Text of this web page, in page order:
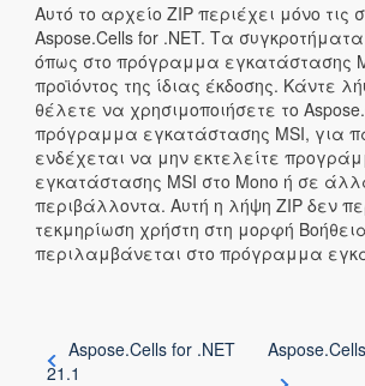
Αυτό το αρχείο ZIP περιέχει μόνο τις
Aspose.Cells for .NET. Τα συγκροτήματα
όπως στο πρόγραμμα εγκατάστασης
προϊόντος της ίδιας έκδοσης. Κάντε
θέλετε να χρησιμοποιήσετε το
πρόγραμμα εγκατάστασης MSI, για
ενδέχεται να μην εκτελείτε
εγκατάστασης MSI στο Mono ή σε
περιβάλλοντα. Αυτή η λήψη ZIP δεν
τεκμηρίωση χρήστη στη μορφή
περιλαμβάνεται στο πρόγραμμα
Aspose.Cells for .NET
21.1